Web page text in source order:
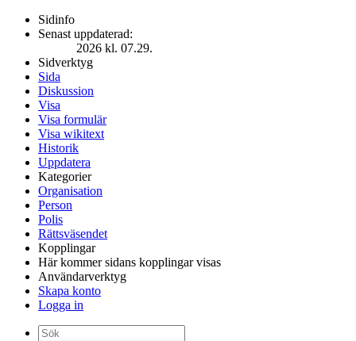
Sidinfo
Senast uppdaterad:
2026 kl. 07.29.
Sidverktyg
Sida
Diskussion
Visa
Visa formulär
Visa wikitext
Historik
Uppdatera
Kategorier
Organisation
Person
Polis
Rättsväsendet
Kopplingar
Här kommer sidans kopplingar visas
Användarverktyg
Skapa konto
Logga in